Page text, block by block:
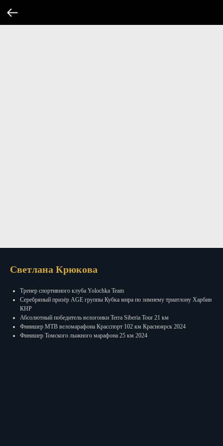
Светлана Крюкова
Тренер спортивного клуба Yolochka Team
Серебряный призёр AGE группы Кубка мира по зимнему триатлону Харбин
КНР
Абсолютный победитель велогонки Terra Siberia Tour 21 км
Финишер МТB веломарафона Красспорт 102 км Красноярск 2024
Финишер Томского лыжного марафона 25 км 2024